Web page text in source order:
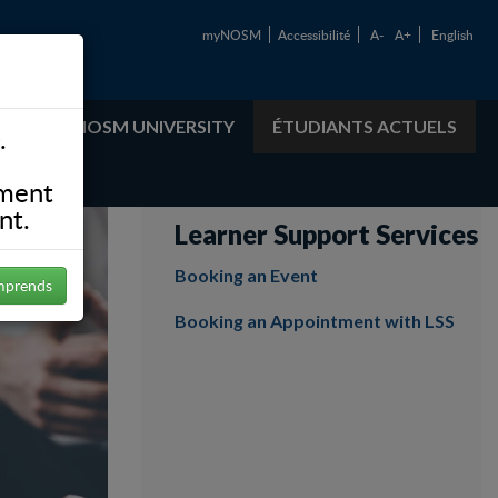
myNOSM Accessibilité A- A+ English
ABOUT NOSM UNIVERSITY ÉTUDIANTS ACTUELS
Learner Support Services
Booking an Event
Booking an Appointment with LSS